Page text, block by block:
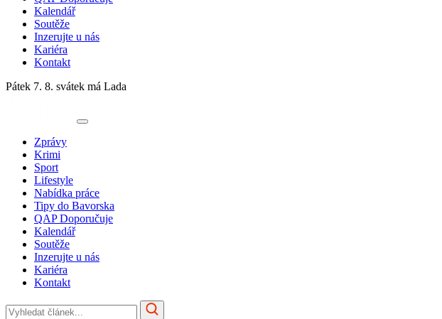
Kalendář
Soutěže
Inzerujte u nás
Kariéra
Kontakt
Pátek 7. 8. svátek má Lada
Zprávy
Krimi
Sport
Lifestyle
Nabídka práce
Tipy do Bavorska
QAP Doporučuje
Kalendář
Soutěže
Inzerujte u nás
Kariéra
Kontakt